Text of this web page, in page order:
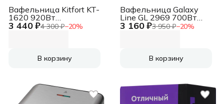
3 440 ₽4 300 ₽−20%
Вафельница Kitfort KT-
1620 920Вт
серебристый/черный
В корзину
3 160 ₽3 950 ₽−20%
Вафельница Galaxy
Line GL 2969 700Вт
бежевый
В корзину